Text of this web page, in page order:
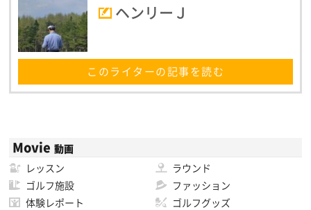
ヘンリーＪ
このライターの記事を読む
Movie 動画
レッスン
ラウンド
ゴルフ施設
ファッション
体験レポート
ゴルフグッズ